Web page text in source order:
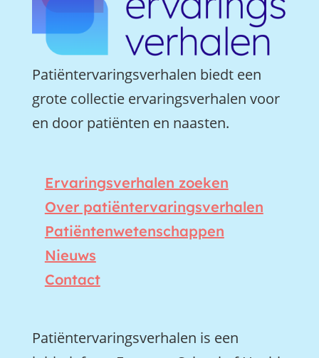
Patiëntervaringsverhalen biedt een
grote collectie ervaringsverhalen voor
en door patiënten en naasten.
Ervaringsverhalen zoeken
Over patiëntervaringsverhalen
Patiëntenwetenschappen
Nieuws
Contact
Patiëntervaringsverhalen is een